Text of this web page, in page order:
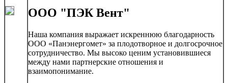
ООО "ПЭК Вент"
Наша компания выражает искреннюю благодарность
ООО «Панэнергомет» за плодотворное и долгосрочное
сотрудничество. Мы высоко ценим установившиеся
между нами партнерские отношения и
взаимопонимание.